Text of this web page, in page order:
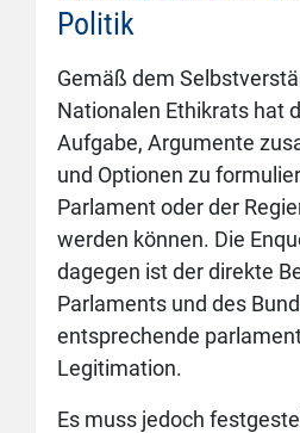
Politik
Gemäß dem
Nationalen Ethikrats hat
Aufgabe, Argumente
und Optionen zu
Parlament oder der
werden können. Die
dagegen ist der direkte
Parlaments und des
entsprechende
Legitimation.
Es muss jedoch